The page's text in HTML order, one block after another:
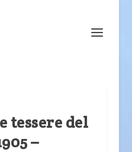
tessere del
–